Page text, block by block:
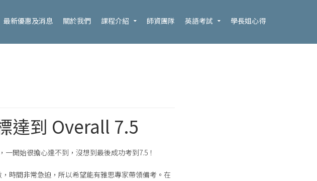
最新優惠及消息 關於我們 課程介紹 師資團隊 英語考試 學長姐心得
達到 Overall 7.5
開始很擔心達不到，沒想到最後成功考到7.5！
時間非常急迫，所以希望能有雅思專家帶領備考。在